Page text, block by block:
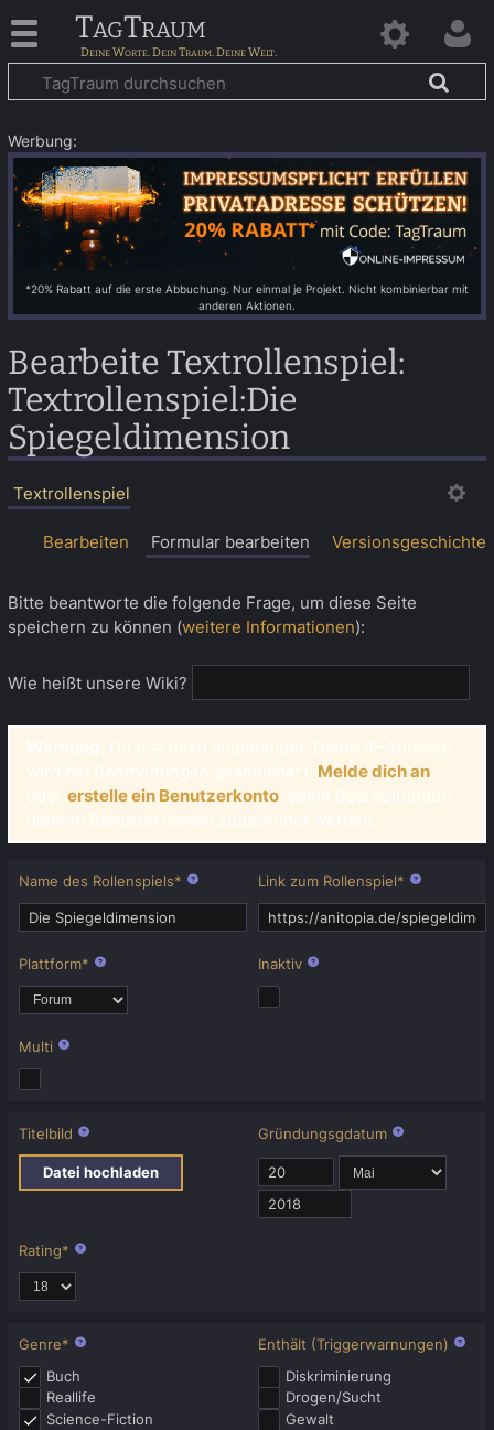
TagTraum
Werbung:
*20% Rabatt auf die erste Abbuchung. Nur einmal je Projekt. Nicht kombinierbar mit
anderen Aktionen.
Bearbeite Textrollenspiel:
Textrollenspiel:Die
Spiegeldimension
Textrollenspiel
Bearbeiten Formular bearbeiten Versionsgeschichte
Bitte beantworte die folgende Frage, um diese Seite
speichern zu können (weitere Informationen):
Wie heißt unsere Wiki?
Warnung: Du bist nicht angemeldet. Deine IP-Adresse
wird bei Bearbeitungen gespeichert. Melde dich an
odererstelle ein Benutzerkonto , damit Bearbeitungen
deinem Benutzernamen zugeordnet werden.
Name des Rollenspiels* Link zum Rollenspiel*
Plattform* Inaktiv
Multi
Titelbild
Datei hochladen
Gründungsgdatum
Rating*
Genre*
Buch
Reallife
Science-Fiction
Enthält (Triggerwarnungen)
Diskriminierung
Drogen/Sucht
Gewalt